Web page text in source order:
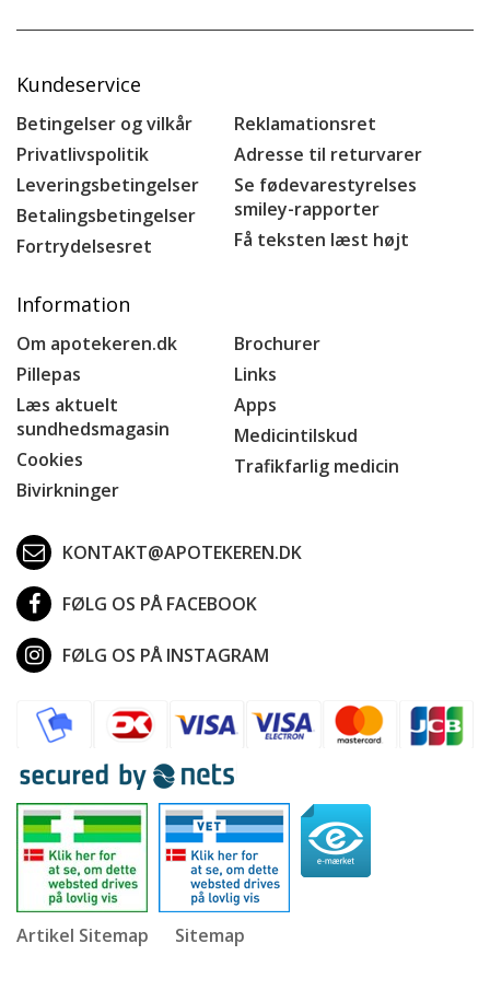
Kundeservice
Betingelser og vilkår
Privatlivspolitik
Leveringsbetingelser
Betalingsbetingelser
Fortrydelsesret
Reklamationsret
Adresse til returvarer
Se fødevarestyrelses
smiley-rapporter
Få teksten læst højt
Information
Om apotekeren.dk
Pillepas
Læs aktuelt
sundhedsmagasin
Cookies
Bivirkninger
Brochurer
Links
Apps
Medicintilskud
Trafikfarlig medicin
KONTAKT@APOTEKEREN.DK
FØLG OS PÅ FACEBOOK
FØLG OS PÅ INSTAGRAM
Artikel Sitemap Sitemap